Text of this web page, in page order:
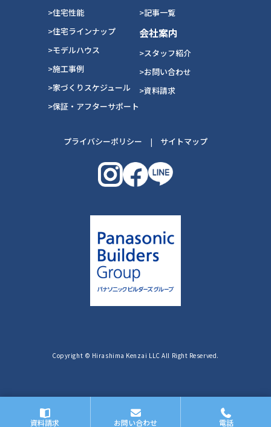
>住宅性能
>住宅ラインナップ
>モデルハウス
>施工事例
>家づくりスケジュール
>保証・アフターサポート
>記事一覧
会社案内
>スタッフ紹介
>お問い合わせ
>資料請求
プライバシーポリシー | サイトマップ
Copyright © Hirashima Kenzai LLC All Right Reserved.
資料請求 お問い合わせ 電話